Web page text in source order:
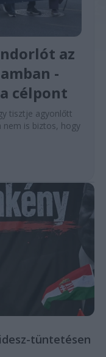
az
-
célpont
tisztje agyonlőtt
nem is biztos, hogy
tüntetésen